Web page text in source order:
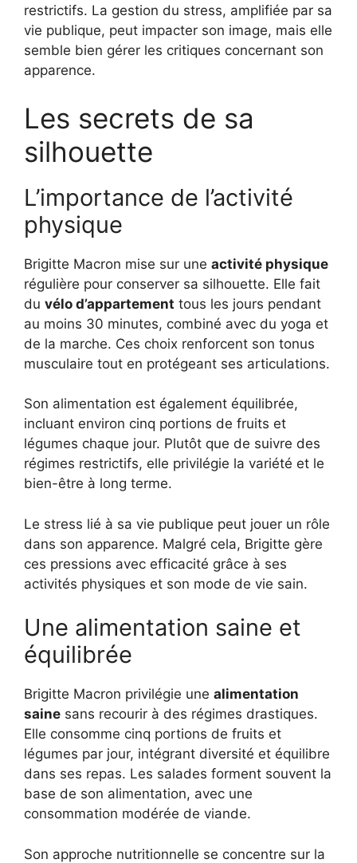
restrictifs. La gestion du stress, amplifiée par sa
vie publique, peut impacter son image, mais elle
semble bien gérer les critiques concernant son
apparence.
Les secrets de sa
silhouette
L’importance de l’activité
physique
Brigitte Macron mise sur une activité physique
régulière pour conserver sa silhouette. Elle fait
du vélo d’appartement tous les jours pendant
au moins 30 minutes, combiné avec du yoga et
de la marche. Ces choix renforcent son tonus
musculaire tout en protégeant ses articulations.
Son alimentation est également équilibrée,
incluant environ cinq portions de fruits et
légumes chaque jour. Plutôt que de suivre des
régimes restrictifs, elle privilégie la variété et le
bien-être à long terme.
Le stress lié à sa vie publique peut jouer un rôle
dans son apparence. Malgré cela, Brigitte gère
ces pressions avec efficacité grâce à ses
activités physiques et son mode de vie sain.
Une alimentation saine et
équilibrée
Brigitte Macron privilégie une alimentation
saine sans recourir à des régimes drastiques.
Elle consomme cinq portions de fruits et
légumes par jour, intégrant diversité et équilibre
dans ses repas. Les salades forment souvent la
base de son alimentation, avec une
consommation modérée de viande.
Son approche nutritionnelle se concentre sur la